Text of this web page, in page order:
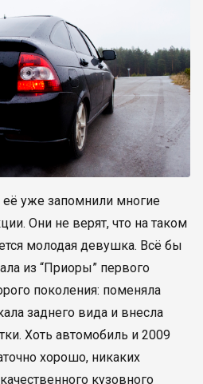
её уже запомнили многие
Они не верят, что на таком
молодая девушка. Всё бы
из “Приоры” первого
поколения: поменяла
заднего вида и внесла
Хоть автомобиль и 2009
хорошо, никаких
кузовного